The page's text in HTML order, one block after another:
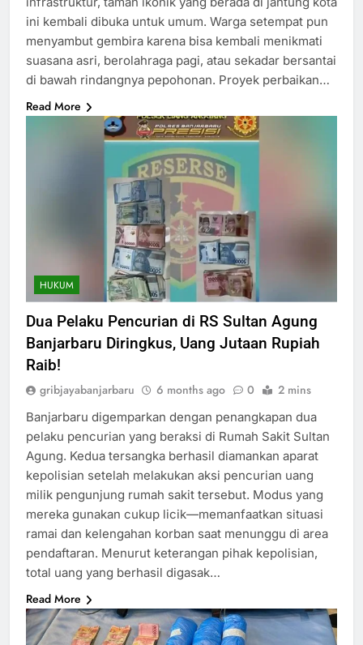
ini kembali dibuka untuk umum. Warga setempat pun
menyambut gembira karena bisa kembali menikmati
suasana asri, berolahraga pagi, atau sekadar bersantai
di bawah rindangnya pepohonan. Proyek perbaikan…
Read More
HUKUM
Dua Pelaku Pencurian di RS Sultan Agung
Banjarbaru Diringkus, Uang Jutaan Rupiah
Raib!
gribjayabanjarbaru 6 months ago 0 2 mins
Banjarbaru digemparkan dengan penangkapan dua
pelaku pencurian yang beraksi di Rumah Sakit Sultan
Agung. Kedua tersangka berhasil diamankan aparat
kepolisian setelah melakukan aksi pencurian uang
milik pengunjung rumah sakit tersebut. Modus yang
mereka gunakan cukup licik—memanfaatkan situasi
ramai dan kelengahan korban saat menunggu di area
pendaftaran. Menurut keterangan pihak kepolisian,
total uang yang berhasil digasak…
Read More